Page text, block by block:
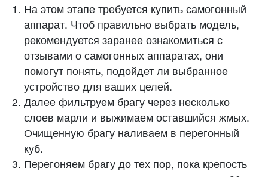
На этом этапе требуется купить самогонный
аппарат. Чтоб правильно выбрать модель,
рекомендуется заранее ознакомиться с
отзывами о самогонных аппаратах, они
помогут понять, подойдет ли выбранное
устройство для ваших целей.
Далее фильтруем брагу через несколько
слоев марли и выжимаем оставшийся жмых.
Очищенную брагу наливаем в перегонный
куб.
Перегоняем брагу до тех пор, пока крепость